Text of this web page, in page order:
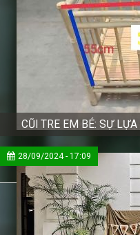
CŨI TRE EM BÉ: SỰ
28/09/2024 - 17:09